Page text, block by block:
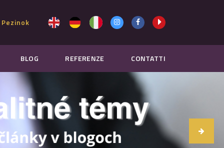
BLOG REFERENZE CONTATTI